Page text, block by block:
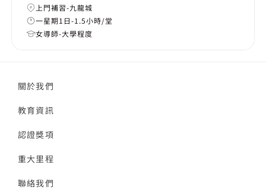
上門補習-九龍城
一星期1日-1.5小時/堂
女導師-大學程度
關於我們
教育資訊
認證獎項
重大里程
聯絡我們